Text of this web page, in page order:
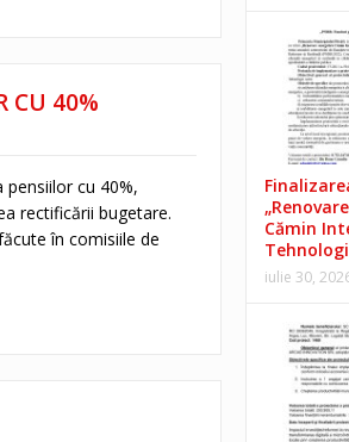
CU 40%
cu 40%,
rectificării bugetare.
în comisiile de
Cămin
iulie 30,